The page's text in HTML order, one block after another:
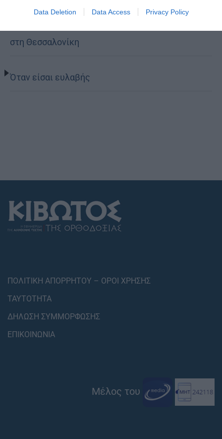
Data Deletion Data Access Privacy Policy
στη Θεσσαλονίκη
Όταν είσαι ευλαβής
ΠΟΛΙΤΙΚΗ ΑΠΟΡΡΗΤΟΥ – ΟΡΟΙ ΧΡΗΣΗΣ
ΤΑΥΤΟΤΗΤΑ
ΔΗΛΩΣΗ ΣΥΜΜΟΡΦΩΣΗΣ
ΕΠΙΚΟΙΝΩΝΙΑ
Μέλος του